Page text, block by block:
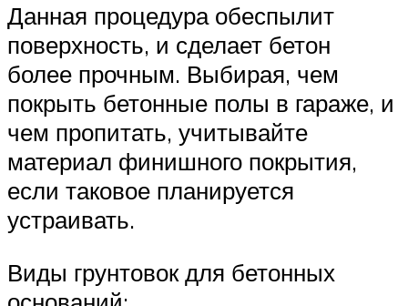
Данная процедура обеспылит
поверхность, и сделает бетон
более прочным. Выбирая, чем
покрыть бетонные полы в гараже, и
чем пропитать, учитывайте
материал финишного покрытия,
если таковое планируется
устраивать.
Виды грунтовок для бетонных